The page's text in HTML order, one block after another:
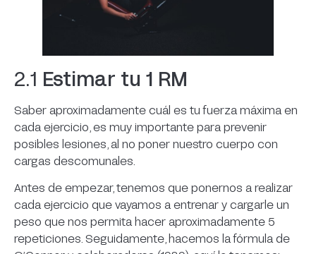
2.1 Estimar tu 1 RM
Saber aproximadamente cuál es tu fuerza máxima en
cada ejercicio, es muy importante para prevenir
posibles lesiones, al no poner nuestro cuerpo con
cargas descomunales.
Antes de empezar, tenemos que ponernos a realizar
cada ejercicio que vayamos a entrenar y cargarle un
peso que nos permita hacer aproximadamente 5
repeticiones. Seguidamente, hacemos la fórmula de